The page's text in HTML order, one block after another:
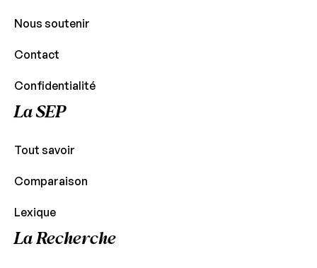
Nous soutenir
Contact
Confidentialité
La SEP
Tout savoir
Comparaison
Lexique
La Recherche